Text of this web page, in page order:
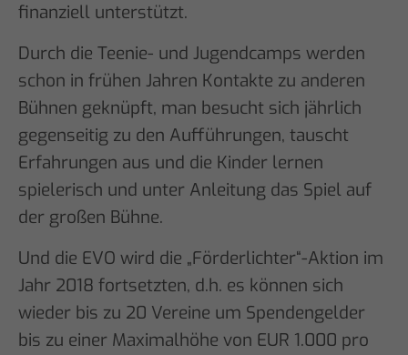
finanziell unterstützt.
Durch die Teenie- und Jugendcamps werden
schon in frühen Jahren Kontakte zu anderen
Bühnen geknüpft, man besucht sich jährlich
gegenseitig zu den Aufführungen, tauscht
Erfahrungen aus und die Kinder lernen
spielerisch und unter Anleitung das Spiel auf
der großen Bühne.
Und die EVO wird die „Förderlichter“-Aktion im
Jahr 2018 fortsetzten, d.h. es können sich
wieder bis zu 20 Vereine um Spendengelder
bis zu einer Maximalhöhe von EUR 1.000 pro